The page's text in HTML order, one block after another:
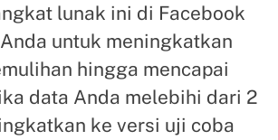
lunak ini di Facebook
untuk meningkatkan
hingga mencapai
data Anda melebihi dari 2
ke versi uji coba